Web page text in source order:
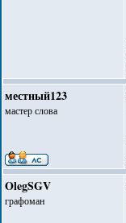
местный123
мастер слова
OlegSGV
графоман